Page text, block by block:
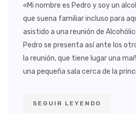
«Mi nombre es Pedro y soy un
que suena familiar incluso para
asistido a una reunión de
Pedro se presenta así ante los
la reunión, que tiene lugar una
una pequeña sala cerca de la
SEGUIR LEYENDO